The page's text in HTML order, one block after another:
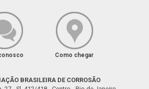
Como chegar
BRASILEIRA DE CORROSÃO